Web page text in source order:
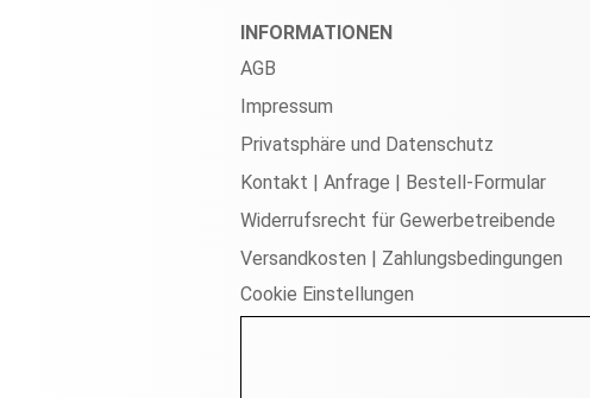
INFORMATIONEN
AGB
Impressum
Privatsphäre und Datenschutz
Kontakt | Anfrage | Bestell-Formular
Widerrufsrecht für Gewerbetreibende
Versandkosten | Zahlungsbedingungen
Cookie Einstellungen